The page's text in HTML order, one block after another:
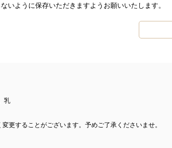
いように保存いただきますようお願いいたします。
乳
更することがございます。予めご了承くださいませ。